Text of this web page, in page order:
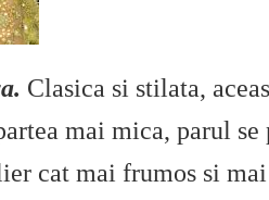
Clasica si stilata,
mai mica, parul se
cat mai frumos si